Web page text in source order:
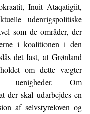
Inuit Ataqatigiit,
udenrigspolitiske
som de områder, der
i koalitionen i den
det fast, at Grønland
om dette vægter
Om
der skal udarbejdes en
af selvstyreloven og